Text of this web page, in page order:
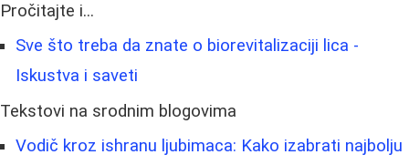
Pročitajte i...
Sve što treba da znate o biorevitalizaciji lica -
Iskustva i saveti
Tekstovi na srodnim blogovima
Vodič kroz ishranu ljubimaca: Kako izabrati najbolju